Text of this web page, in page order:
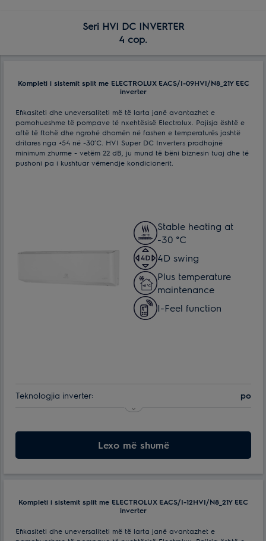
Seri HVI DC INVERTER
4 cop.
Kompleti i sistemit split me ELECTROLUX EACS/I-09HVI/N8_21Y EEC
inverter
Efikasiteti dhe uneversaliteti më të larta janë avantazhet e
pamohueshme të pompave të nxehtësisë Electrolux. Pajisja është e
aftë të ftohë dhe ngrohë dhomën në fashen e temperaturës jashtë
dritares nga +54 në -30˚С. HVI Super DC Inverters prodhojnë
minimum zhurme - vetëm 22 dB, ju mund të bëni biznesin tuaj dhe të
pushoni pa i kushtuar vëmendje kondicionerit.
Stable heating at
-30 °C
4D swing
Plus temperature
maintenance
I-Feel function
Teknologjia inverter: po
Maks. konsumimi i energjisë:Lexo më shumë
Kompleti i sistemit split me ELECTROLUX EACS/I-12HVI/N8_21Y EEC
inverter
Efikasiteti dhe uneversaliteti më të larta janë avantazhet e